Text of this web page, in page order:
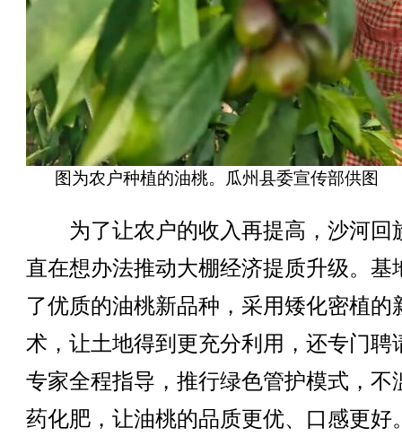
图为农户种植的油桃。瓜州县委宣传部供图
为了让农户的收入再提高，沙河回
直在想办法推动大棚经济提质升级。基
了优质的油桃新品种，采用矮化密植的
术，让土地得到更充分利用，还专门聘
专家全程指导，推行绿色管护模式，不
药化肥，让油桃的品质更优、口感更好